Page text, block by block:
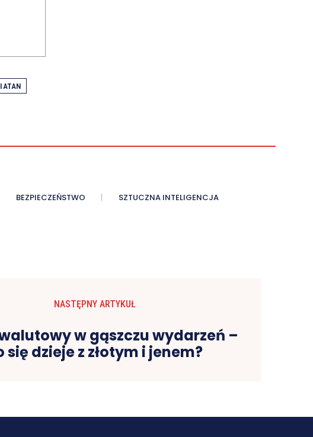
BEZPIECZEŃSTWO SZTUCZNA INTELIGENCJA
NASTĘPNY ARTYKUŁ
w gąszczu wydarzeń –
się dzieje z złotym i jenem?